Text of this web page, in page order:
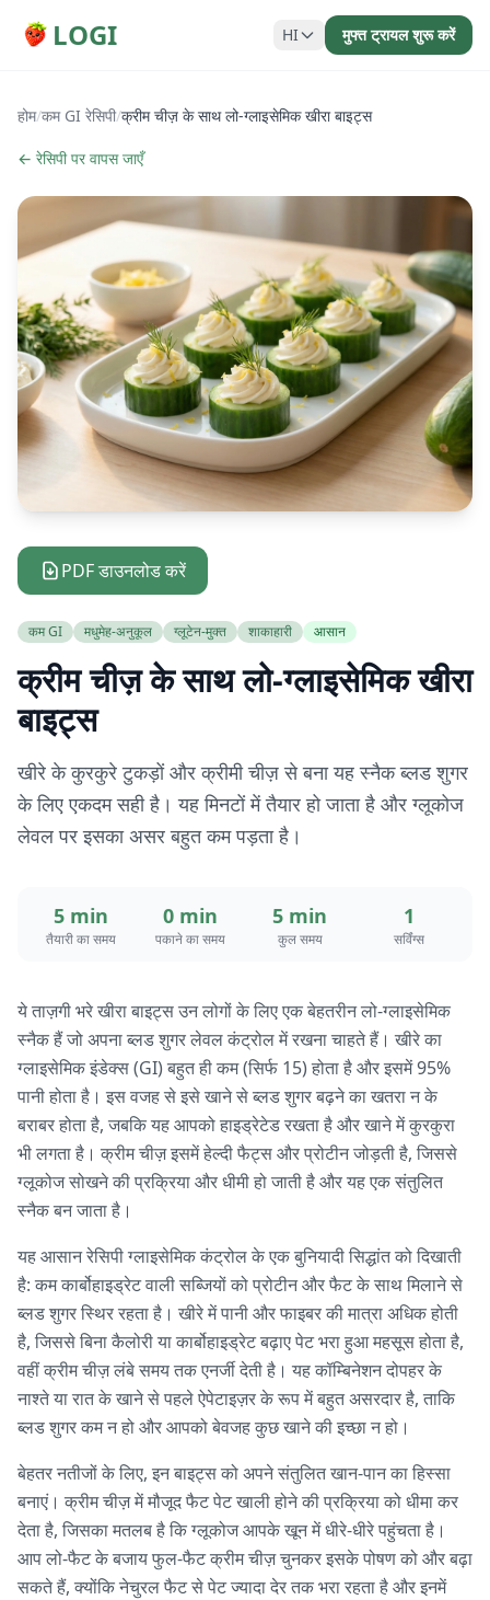
LOGI HI मुफ्त ट्रायल शुरू करें
होम/कम GI रेसिपी/क्रीम चीज़ के साथ लो-ग्लाइसेमिक खीरा बाइट्स
← रेसिपी पर वापस जाएँ
PDF डाउनलोड करें
कम GI मधुमेह-अनुकूल ग्लूटेन-मुक्त शाकाहारी आसान
क्रीम चीज़ के साथ लो-ग्लाइसेमिक खीरा
बाइट्स
खीरे के कुरकुरे टुकड़ों और क्रीमी चीज़ से बना यह स्नैक ब्लड शुगर
के लिए एकदम सही है। यह मिनटों में तैयार हो जाता है और ग्लूकोज
लेवल पर इसका असर बहुत कम पड़ता है।
5 min
तैयारी का समय
0 min
पकाने का समय
5 min
कुल समय
1
सर्विंग्स
ये ताज़गी भरे खीरा बाइट्स उन लोगों के लिए एक बेहतरीन लो-ग्लाइसेमिक
स्नैक हैं जो अपना ब्लड शुगर लेवल कंट्रोल में रखना चाहते हैं। खीरे का
ग्लाइसेमिक इंडेक्स (GI) बहुत ही कम (सिर्फ 15) होता है और इसमें 95%
पानी होता है। इस वजह से इसे खाने से ब्लड शुगर बढ़ने का खतरा न के
बराबर होता है, जबकि यह आपको हाइड्रेटेड रखता है और खाने में कुरकुरा
भी लगता है। क्रीम चीज़ इसमें हेल्दी फैट्स और प्रोटीन जोड़ती है, जिससे
ग्लूकोज सोखने की प्रक्रिया और धीमी हो जाती है और यह एक संतुलित
स्नैक बन जाता है।
यह आसान रेसिपी ग्लाइसेमिक कंट्रोल के एक बुनियादी सिद्धांत को दिखाती
है: कम कार्बोहाइड्रेट वाली सब्जियों को प्रोटीन और फैट के साथ मिलाने से
ब्लड शुगर स्थिर रहता है। खीरे में पानी और फाइबर की मात्रा अधिक होती
है, जिससे बिना कैलोरी या कार्बोहाइड्रेट बढ़ाए पेट भरा हुआ महसूस होता है,
वहीं क्रीम चीज़ लंबे समय तक एनर्जी देती है। यह कॉम्बिनेशन दोपहर के
नाश्ते या रात के खाने से पहले ऐपेटाइज़र के रूप में बहुत असरदार है, ताकि
ब्लड शुगर कम न हो और आपको बेवजह कुछ खाने की इच्छा न हो।
बेहतर नतीजों के लिए, इन बाइट्स को अपने संतुलित खान-पान का हिस्सा
बनाएं। क्रीम चीज़ में मौजूद फैट पेट खाली होने की प्रक्रिया को धीमा कर
देता है, जिसका मतलब है कि ग्लूकोज आपके खून में धीरे-धीरे पहुंचता है।
आप लो-फैट के बजाय फुल-फैट क्रीम चीज़ चुनकर इसके पोषण को और बढ़ा
सकते हैं, क्योंकि नेचुरल फैट से पेट ज्यादा देर तक भरा रहता है और इनमें